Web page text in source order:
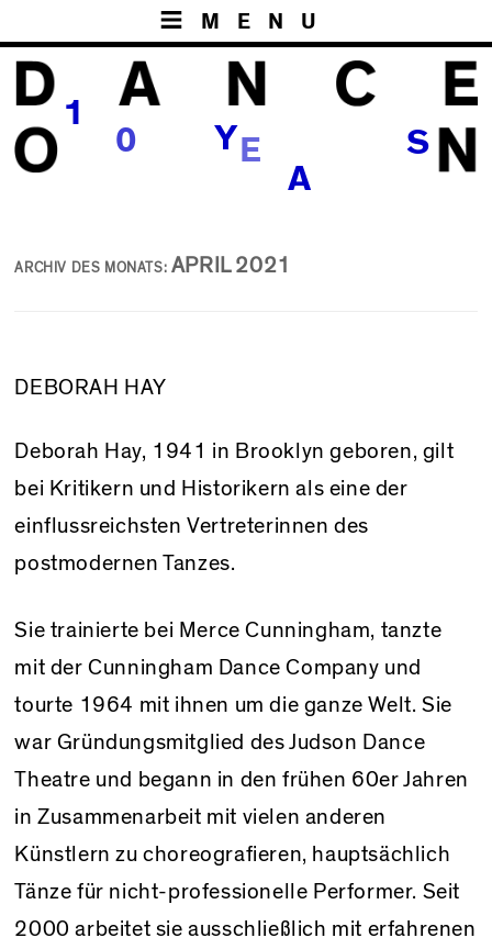
MENU
1
0 Y
A
S
ARCHIV DES MONATS: APRIL 2021
DEBORAH HAY
Deborah Hay, 1941 in Brooklyn geboren, gilt
bei Kritikern und Historikern als eine der
einflussreichsten Vertreterinnen des
postmodernen Tanzes.
Sie trainierte bei Merce Cunningham, tanzte
mit der Cunningham Dance Company und
tourte 1964 mit ihnen um die ganze Welt. Sie
war Gründungsmitglied des Judson Dance
Theatre und begann in den frühen 60er Jahren
in Zusammenarbeit mit vielen anderen
Künstlern zu choreografieren, hauptsächlich
Tänze für nicht-professionelle Performer. Seit
2000 arbeitet sie ausschließlich mit erfahrenen